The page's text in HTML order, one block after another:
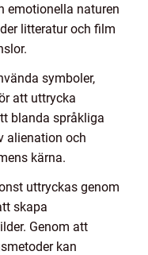
emotionella naturen
litteratur och film
symboler,
att uttrycka
blanda språkliga
alienation och
kärna.
uttryckas genom
skapa
Genom att
kan